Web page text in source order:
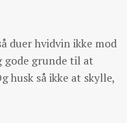
duer hvidvin ikke mod
gode grunde til at
husk så ikke at skylle,